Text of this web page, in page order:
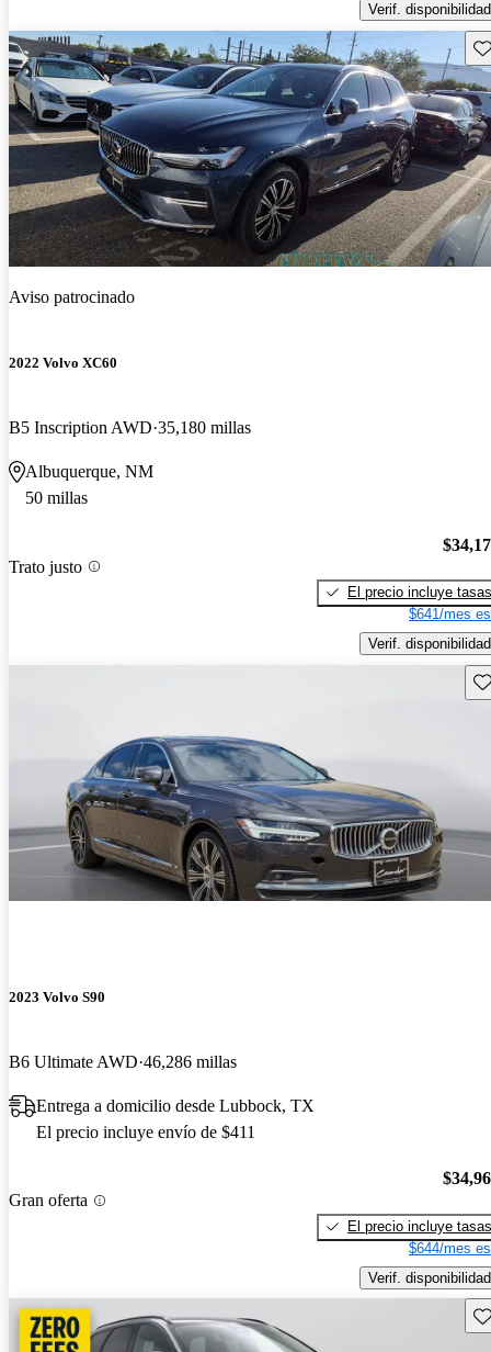
Verif. disponibilidad
Aviso patrocinado
2022 Volvo XC60
B5 Inscription AWD 35,180 millas
Albuquerque, NM
50 millas
Trato justo
El precio incluye tasas
$641/mes
Verif. disponibilidad
2023 Volvo S90
B6 Ultimate AWD 46,286 millas
Entrega a domicilio desde Lubbock, TX
El precio incluye envío de $411
Gran oferta
El precio incluye tasas
$644/mes
Verif. disponibilidad